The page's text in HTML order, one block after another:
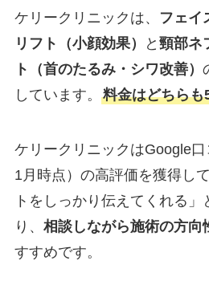
ケリークリニックは、
フェイ
リフト（小顔効果）
と 頸部ネ
ト（首のたるみ・シワ改善）
しています。 料金はどちらも
ケリークリニックはGoogle
1月時点）の高評価を獲得し
トをしっかり伝えてくれる
り、 相談しながら施術の方向
すすめです。